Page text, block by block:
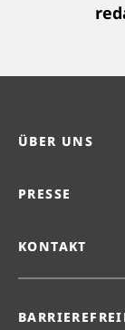
ÜBER UNS
PRESSE
KONTAKT